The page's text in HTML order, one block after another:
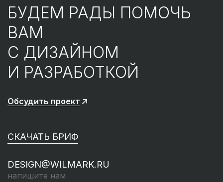
БУДЕМ РАДЫ ПОМОЧЬ
ВАМ
С ДИЗАЙНОМ
И РАЗРАБОТКОЙ
Обсудить проект
СКАЧАТЬ БРИФ
DESIGN@WILMARK.RU
напишите нам